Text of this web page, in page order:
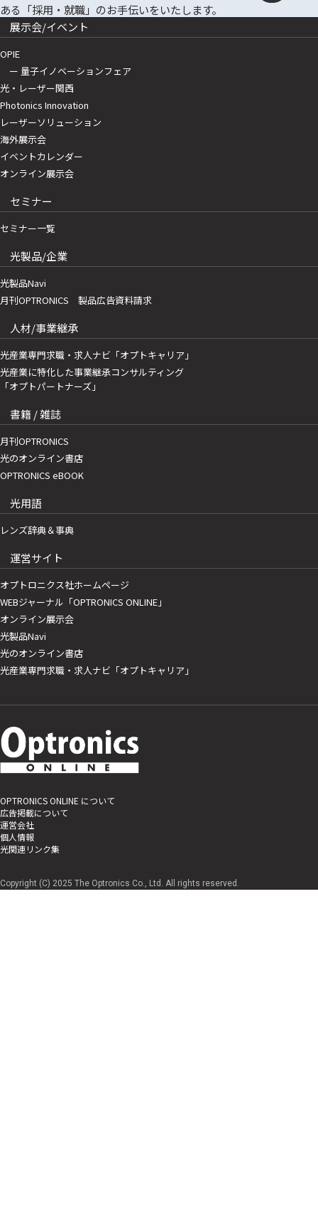
展示会/イベント
OPIE
ー 量子イノベーションフェア
光・レーザー関西
Photonics Innovation
レーザーソリューション
海外展示会
イベントカレンダー
オンライン展示会
セミナー
セミナー一覧
光製品/企業
光製品Navi
月刊OPTRONICS 製品広告資料請求
人材/事業継承
光産業専門求職・求人ナビ「オプトキャリア」
光産業に特化した事業継承コンサルティング
「オプトパートナーズ」
書籍 / 雑誌
月刊OPTRONICS
光のオンライン書店
OPTRONICS eBOOK
光用語
レンズ辞典＆事典
運営サイト
オプトロニクス社ホームページ
WEBジャーナル「OPTRONICS ONLINE」
オンライン展示会
光製品Navi
光のオンライン書店
光産業専門求職・求人ナビ「オプトキャリア」
OPTRONICS ONLINE について
広告掲載について
運営会社
個人情報
光関連リンク集
Copyright (C) 2025 The Optronics Co., Ltd. All rights reserved.